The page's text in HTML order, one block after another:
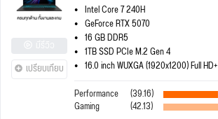
เปรียบเทียบ
Intel Core 7 240H
GeForce RTX 5070
16 GB DDR5
1TB SSD PCIe M.2 Gen 4
16.0 inch WUXGA (1920x1200) Full HD+
Performance
(39.16)
Gaming (42.13)